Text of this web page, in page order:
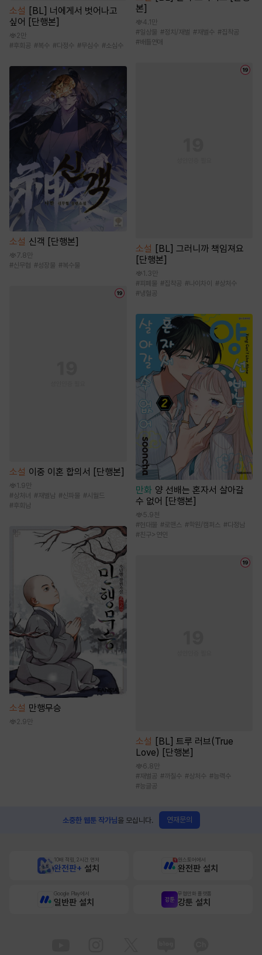
소설
[BL] 너에게서 벗어나고
싶어 [단행본]
2만
#후회공 #복수 #다정수 #무심수 #소심수
소설 신객 [단행본]
7.8만
#신무협 #성장물 #복수물
소설 이중 이혼 합의서 [단행본]
1.9만
#상처녀 # 재벌남 #신파물 #시월드
#후회남
소설 만행무승
2.9만
본]
4.1만
#일상물 #정치/재벌 #재벌수 #집착공
#배틀연애
소설 [BL] 그러니까 책임져요
[단행본]
1.3만
#피폐물 #집착공 #나이차이 #상처수
#냉혈공
만화 양 선배는 혼자서 살아갈
수 없어 [단행본]
5.9천
#현대물 #로맨스 #학원/캠퍼스 #다정남
#친구>연인
소설
[BL] 트루 러브(True
Love) [단행본]
6.8만
#재벌공 #까칠수 #상처수 #능력수
#능글공
소중한 웹툰 작가님을 모십니다. 연재문의
10배 적립, 2시간 먼저
완전판+ 설치
원스토어에서
완전판 설치
Google Play에서
일반판 설치
무협만화 플랫폼
강툰 설치